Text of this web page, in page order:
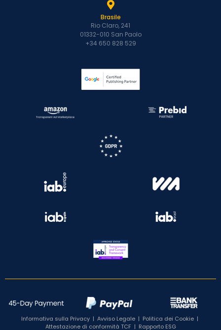
Brasile
Rio Claro, 241
01332-010 San Paolo
+34 650 828 529
Informativa sulla Privacy | Avviso Legale | Politica dei Cookie |
Attestazione di conformità TCF| Rapporto ESG